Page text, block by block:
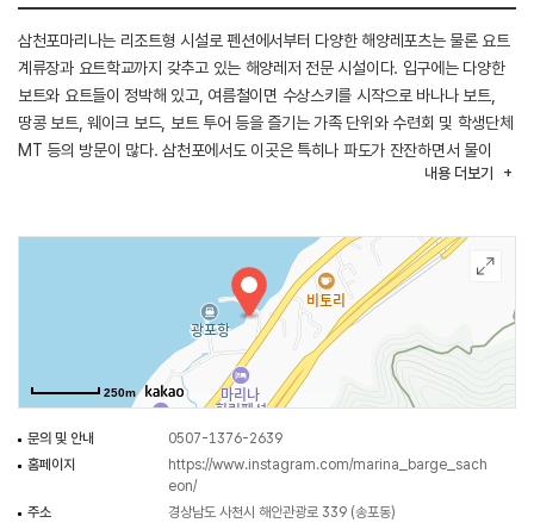
삼천포마리나는 리조트형 시설로 펜션에서부터 다양한 해양레포츠는 물론 요트
계류장과 요트학교까지 갖추고 있는 해양레저 전문 시설이다. 입구에는 다양한
보트와 요트들이 정박해 있고, 여름철이면 수상스키를 시작으로 바나나 보트,
땅콩 보트, 웨이크 보드, 보트 투어 등을 즐기는 가족 단위와 수련회 및 학생단체
MT 등의 방문이 많다. 삼천포에서도 이곳은 특히나 파도가 잔잔하면서 물이
맑은 청정해역으로 안전한 해양레저를 즐기기에 안성맞춤이다. 잔잔한 바다에
관련 학과 학생들은 물론 일반인 대상으로도 다양한 단계의 교육을 진행한다.
기본 교육 수료 시에는 요트 대여해서 자유롭게 일대에서 세일링 및 선상 파티를
즐길 수 있다. 또한 넓은 계류장을 갖추고 있어서 요트 보관 및 관리를 돕는
서비스도 제공하고 있다. 이곳 실안해안도로 주변은 전국에서도 일몰이
아름다운 곳으로 손꼽히는 곳으로 일몰 무렵에 바다 위의 요트나 보트에서
바라보는 바다의 일몰 풍광은 인상적인 추억거리가 된다.
내용 더보기
250m
문의 및 안내
0507-1376-2639
홈페이지
https://www.instagram.com/marina_barge_sach
eon/
주소
경상남도 사천시 해안관광로 339 (송포동)